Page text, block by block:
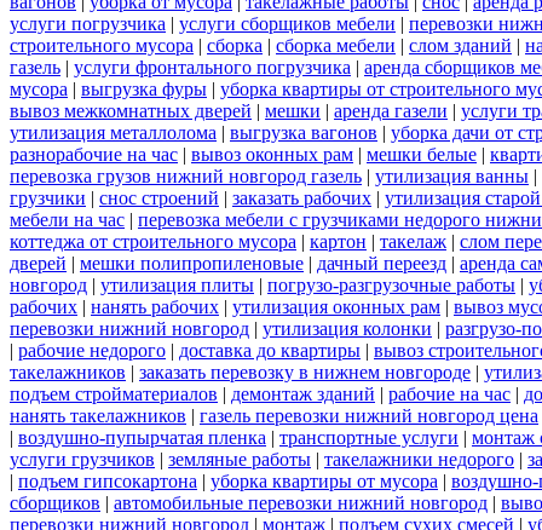
услуги погрузчика | услуги сборщиков мебели | перевозки
строительного мусора | сборка | сборка мебели | слом зданий |
газель | услуги фронтального погрузчика | аренда сборщиков
мусора | выгрузка фуры | уборка квартиры от строительного
вывоз межкомнатных дверей | мешки | аренда газели | услуги
утилизация металлолома | выгрузка вагонов | уборка дачи от
разнорабочие на час | вывоз оконных рам | мешки белые |
перевозка грузов нижний новгород газель | утилизация ванны |
грузчики | снос строений | заказать рабочих | утилизация
мебели на час | перевозка мебели с грузчиками недорого
коттеджа от строительного мусора | картон | такелаж | слом
дверей | мешки полипропиленовые | дачный переезд | аренда
новгород | утилизация плиты | погрузо-разгрузочные работы |
рабочих | нанять рабочих | утилизация оконных рам | вывоз
перевозки нижний новгород | утилизация колонки | разгрузо-
| рабочие недорого | доставка до квартиры | вывоз
такелажников | заказать перевозку в нижнем новгороде |
подъем стройматериалов | демонтаж зданий | рабочие на час |
нанять такелажников | газель перевозки нижний новгород цена
| воздушно-пупырчатая пленка | транспортные услуги | монтаж
услуги грузчиков | земляные работы | такелажники недорого |
| подъем гипсокартона | уборка квартиры от мусора | воздушно-
сборщиков | автомобильные перевозки нижний новгород |
перевозки нижний новгород | монтаж | подъем сухих смесей |